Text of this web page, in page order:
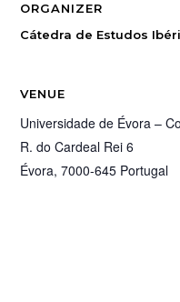
ORGANIZER
Cátedra de Estudos
VENUE
Universidade de Évora –
R. do Cardeal Rei 6
Évora, 7000-645 Portugal